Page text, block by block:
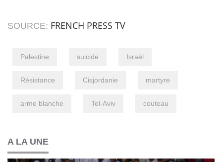
SOURCE: FRENCH PRESS TV
Palestine suicide Israël
Résistance Cisjordanie martyre
arme blanche Tel-Aviv couteau
A LA UNE